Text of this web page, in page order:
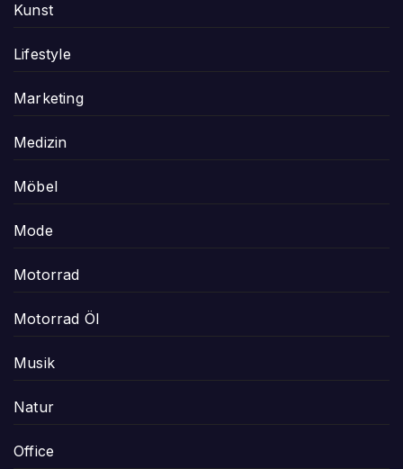
Kunst
Lifestyle
Marketing
Medizin
Möbel
Mode
Motorrad
Motorrad Öl
Musik
Natur
Office